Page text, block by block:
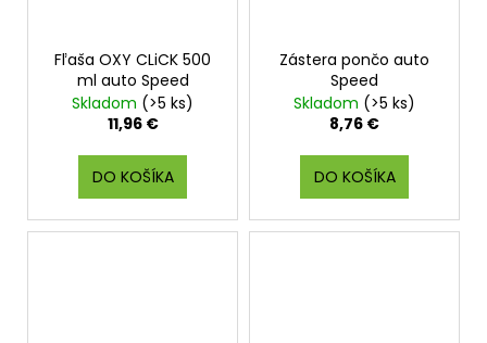
Fľaša OXY CLiCK 500
ml auto Speed
Skladom (>5 ks)
11,96 €
DO KOŠÍKA
Zástera pončo auto
Speed
Skladom (>5 ks)
8,76 €
DO KOŠÍKA